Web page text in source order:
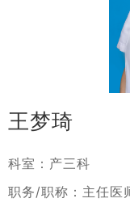
王梦琦
科室：产三科
职务/职称：主任医